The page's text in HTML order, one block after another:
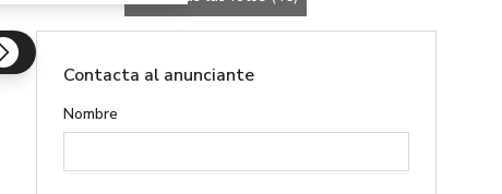
Contacta al anunciante
Nombre